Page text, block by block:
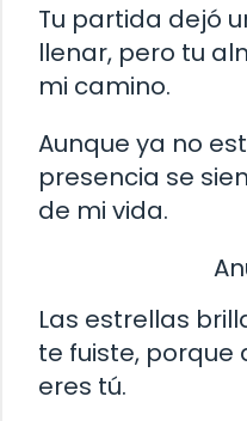
Tu partida dejó
llenar, pero tu
mi camino.
Aunque ya no
presencia se
de mi vida.
Las estrellas
te fuiste, porque
eres tú.